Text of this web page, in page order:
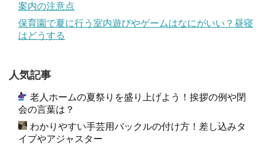
案内の注意点
保育園で夏に行う室内遊びやゲームはなにがいい？昼寝
はどうする
人気記事
老人ホームの夏祭りを盛り上げよう！挨拶の例や閉
会の言葉は？
わかりやすい手芸用バックルの付け方！差し込みタ
イプやアジャスター